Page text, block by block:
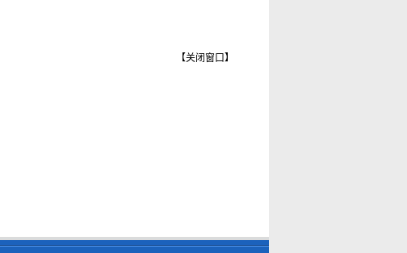
【关闭窗口】